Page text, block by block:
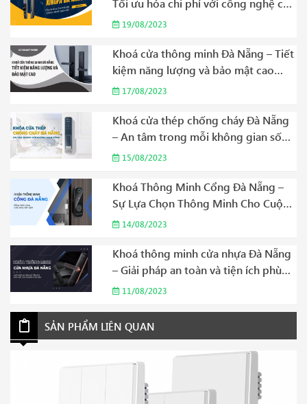
Tối ưu hóa chi phí với công nghệ cao
cấp Năm 2023
19/08/2023
Khoá cửa thông minh Đà Nẵng – Tiết
kiệm năng lượng và bảo mật cao
Năm 2023
17/08/2023
Khoá cửa thép chống cháy Đà Nẵng
– An tâm trong mỗi không gian sống
Năm 2023
15/08/2023
Khoá Thông Minh Cổng Đà Nẵng –
Sự Lựa Chọn Thông Minh Cho Cuộc
Sống Hiện Đại Năm 2023
14/08/2023
Khoá thông minh cửa nhựa Đà Nẵng
– Giải pháp an toàn và tiện ích phù
hợp cho gia đình của bạn Năm 2023
11/08/2023
SẢN PHẨM LIÊN QUAN